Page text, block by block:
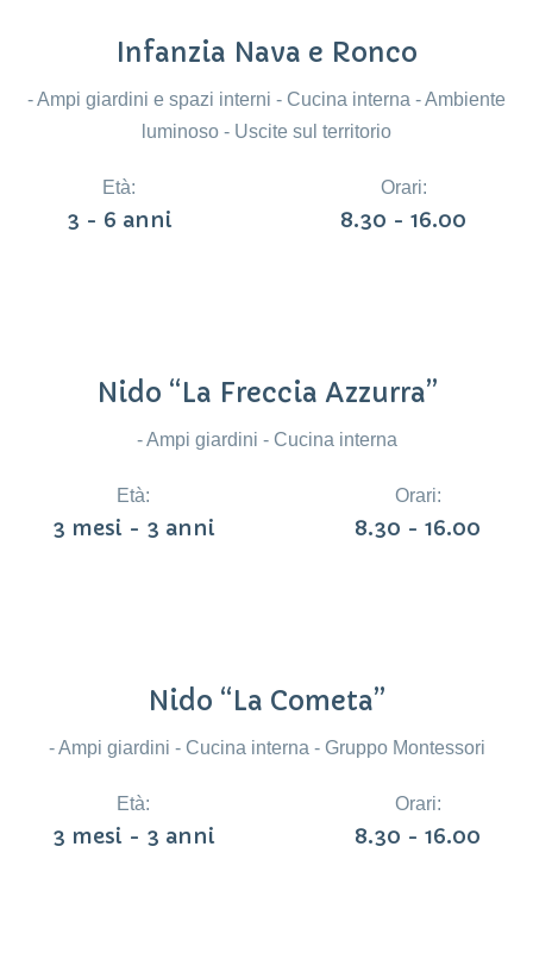
Infanzia Nava e Ronco
- Ampi giardini e spazi interni - Cucina interna - Ambiente
luminoso - Uscite sul territorio
Età:
3 - 6 anni
Orari:
8.30 - 16.00
Nido “La Freccia Azzurra”
- Ampi giardini - Cucina interna
Età:
3 mesi - 3 anni
Orari:
8.30 - 16.00
Nido “La Cometa”
- Ampi giardini - Cucina interna - Gruppo Montessori
Età:
3 mesi - 3 anni
Orari:
8.30 - 16.00